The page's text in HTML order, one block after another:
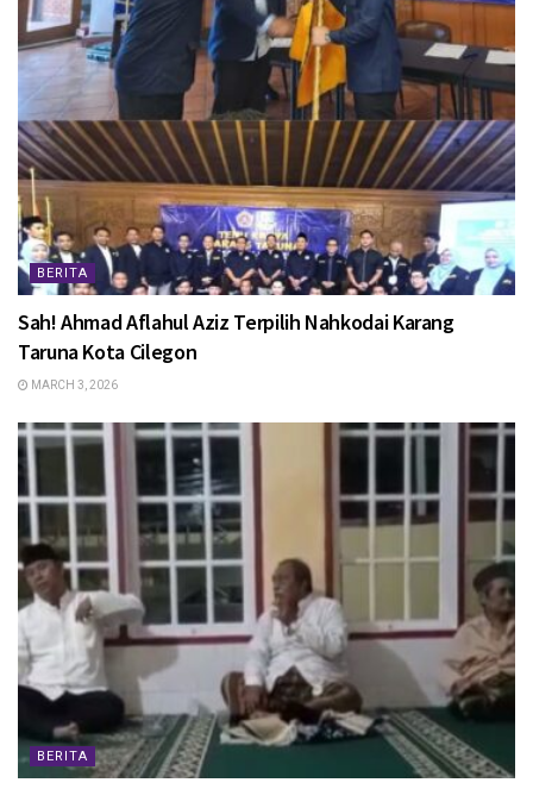
BERITA
Sah! Ahmad Aflahul Aziz Terpilih Nahkodai Karang
Taruna Kota Cilegon
MARCH 3, 2026
BERITA